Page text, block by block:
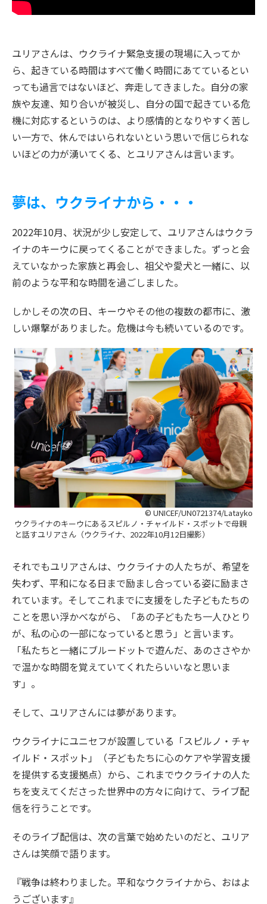
ユリアさんは、ウクライナ緊急支援の現場に入ってか
ら、起きている時間はすべて働く時間にあてているとい
っても過言ではないほど、奔走してきました。自分の家
族や友達、知り合いが被災し、自分の国で起きている危
機に対応するというのは、より感情的となりやすく苦し
い一方で、休んではいられないという思いで信じられな
いほどの力が湧いてくる、とユリアさんは言います。
夢は、ウクライナから・・・
2022年10月、状況が少し安定して、ユリアさんはウクラ
イナのキーウに戻ってくることができました。ずっと会
えていなかった家族と再会し、祖父や愛犬と一緒に、以
前のような平和な時間を過ごしました。
しかしその次の日、キーウやその他の複数の都市に、激
しい爆撃がありました。危機は今も続いているのです。
© UNICEF/UN0721374/Latayko
ウクライナのキーウにあるスピルノ・チャイルド・スポットで母親
と話すユリアさん（ウクライナ、2022年10月12日撮影）
それでもユリアさんは、ウクライナの人たちが、希望を
失わず、平和になる日まで励まし合っている姿に励まさ
れています。そしてこれまでに支援をした子どもたちの
ことを思い浮かべながら、「あの子どもたち一人ひとり
が、私の心の一部になっていると思う」と言います。
「私たちと一緒にブルードットで遊んだ、あのささやか
で温かな時間を覚えていてくれたらいいなと思いま
す」。
そして、ユリアさんには夢があります。
ウクライナにユニセフが設置している「スピルノ・チャ
イルド・スポット」（子どもたちに心のケアや学習支援
を提供する支援拠点）から、これまでウクライナの人た
ちを支えてくださった世界中の方々に向けて、ライブ配
信を行うことです。
そのライブ配信は、次の言葉で始めたいのだと、ユリア
さんは笑顔で語ります。
『戦争は終わりました。平和なウクライナから、おはよ
うございます』